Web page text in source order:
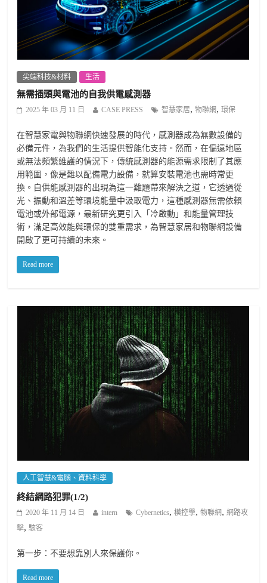
尖端科技&材料 生活
無需插頭與電池的自我供電感測器
2025 年 03 月 11 日 CASE PRESS 智慧家居,物聯網 ,環保
在智慧家電與物聯網快速發展的時代，感測器成為無數設備的
必備元件，為我們的生活提供智能化支持。然而，在偏遠地區
或無法頻繁維護的情況下，傳統感測器的能源需求限制了其應
用範圍，像是難以配備電力設備，就算安裝電池也需時常更
換。自供能感測器的出現為這一難題帶來解決之道，它透過從
光、振動和溫差等環境能量中汲取電力，這種感測器無需依賴
電池或外部電源，最新研究更引入「冷啟動」和能量管理技
術，滿足高效能與環保的雙重需求，為智慧家居和物聯網設備
開啟了更可持續的未來。
Read more
人工智慧&電腦、資料科學
終結網路犯罪(1/2)
2020 年 11 月 14 日 intern Cybernetics,模控學,物聯網 ,網路攻
擊,駭客
第一步：不要想靠別人來保護你。
Read more